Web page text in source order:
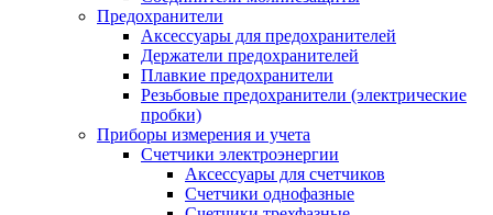
Предохранители
Аксессуары для предохранителей
Держатели предохранителей
Плавкие предохранители
Резьбовые предохранители (электрические
пробки)
Приборы измерения и учета
Счетчики электроэнергии
Аксессуары для счетчиков
Счетчики однофазные